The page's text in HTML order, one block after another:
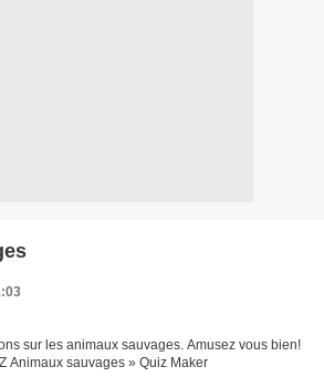
sur les animaux sauvages. Amusez vous bien!
Animaux sauvages » Quiz Maker